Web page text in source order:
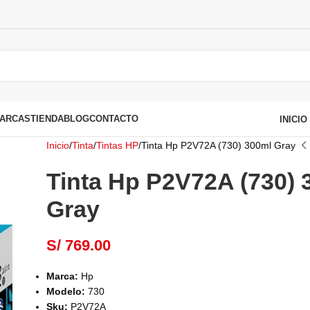
TIENDABLOGCONTACTO INICIO
Inicio Tinta Tintas HP Tinta Hp P2V72A (730) 300ml Gray
Tinta Hp P2V72A (730)
Gray
S/ 769.00
Marca: Hp
Modelo:730
Sku: P2V72A